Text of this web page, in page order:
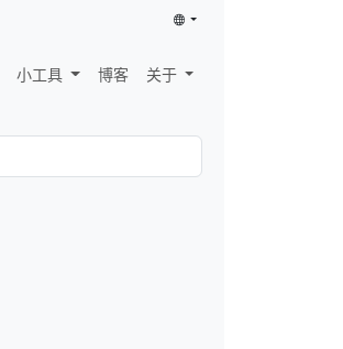
小工具 博客 关于